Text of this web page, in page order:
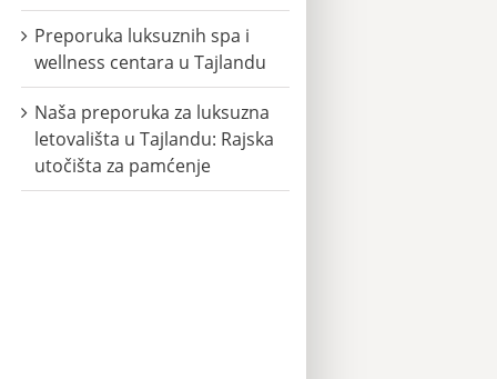
Preporuka luksuznih spa i
wellness centara u Tajlandu
Naša preporuka za luksuzna
letovališta u Tajlandu: Rajska
utočišta za pamćenje